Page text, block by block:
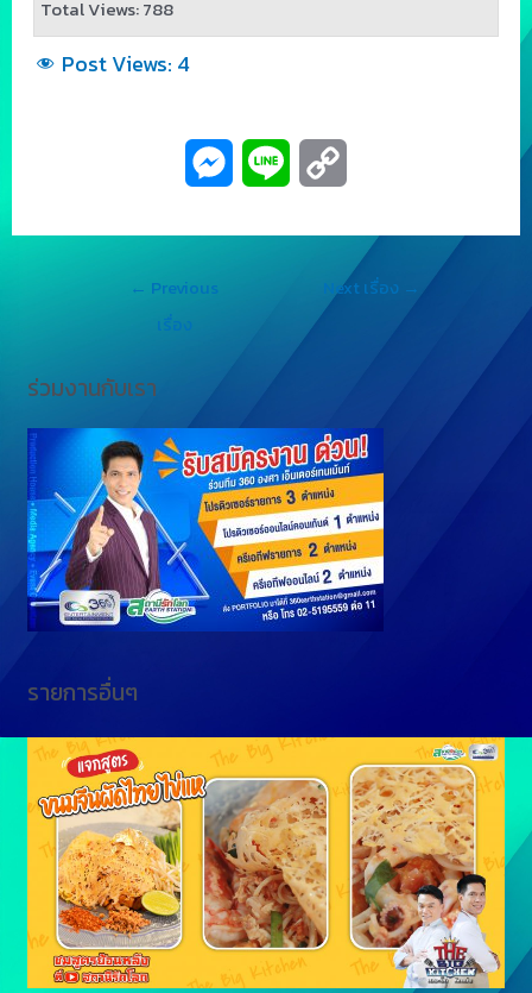
Total Views: 788
Post Views: 4
g
e
r
n
k
← Previous
เรื่อง
Next เรื่อง →
ร่วมงานกับเรา
รายการอื่นๆ